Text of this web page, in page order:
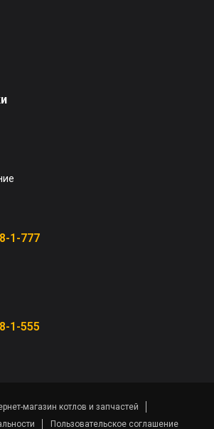
1-777
1-555
магазин котлов и запчастей
Пользовательское соглашение